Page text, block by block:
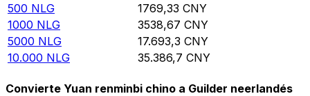
500 NLG 1769,33 CNY
1000 NLG 3538,67 CNY
5000 NLG 17.693,3 CNY
10.000 NLG 35.386,7 CNY
Convierte Yuan renminbi chino a Guilder neerlandés